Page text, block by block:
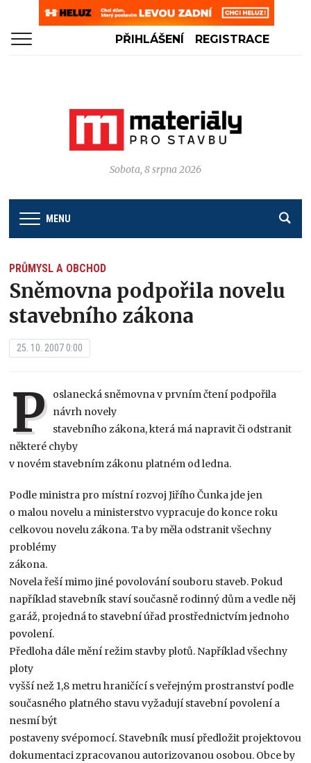
PŘIHLÁŠENÍ REGISTRACE
Sobota, 8 srpna 2026
MENU
PRŮMYSL A OBCHOD
Sněmovna podpořila novelu
stavebního zákona
25. 10. 2007 0:00
P oslanecká sněmovna v prvním čtení podpořila
návrh novely
stavebního zákona, která má napravit či odstranit
některé chyby
v novém stavebním zákonu platném od ledna.
Podle ministra pro místní rozvoj Jiřího Čunka jde jen
o malou novelu a ministerstvo vypracuje do konce roku
celkovou novelu zákona. Ta by měla odstranit všechny
problémy
zákona.
Novela řeší mimo jiné povolování souboru staveb. Pokud
například stavebník staví současně rodinný dům a vedle něj
garáž, projedná to stavební úřad prostřednictvím jednoho
povolení.
Předloha dále mění režim stavby plotů. Například všechny
ploty
vyšší než 1,8 metru hraničící s veřejným prostranství podle
současného platného stavu vyžadují stavební povolení a
nesmí být
postaveny svépomocí. Stavebník musí předložit projektovou
dokumentaci zpracovanou autorizovanou osobou. Obce by